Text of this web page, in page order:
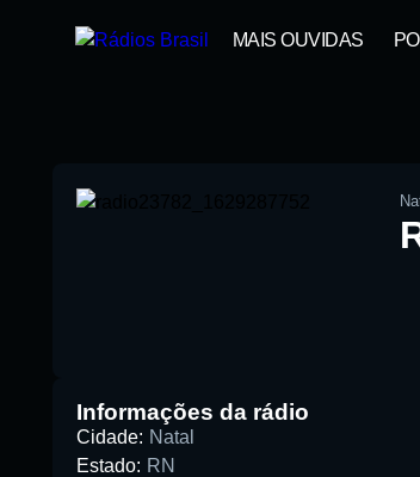
MAIS OUVIDAS
Informações da rádio
Cidade: Natal
Estado: RN